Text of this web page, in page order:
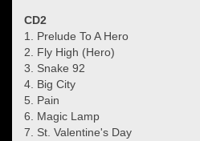
CD2
1. Prelude To A Hero
2. Fly High (Hero)
3. Snake 92
4. Big City
5. Pain
6. Magic Lamp
7. St. Valentine's Day